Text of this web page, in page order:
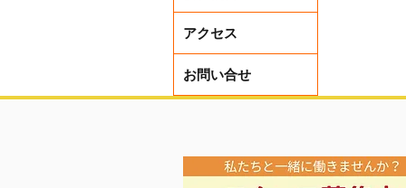
アクセス
お問い合せ